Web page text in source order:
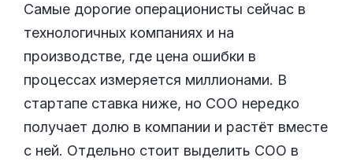
Самые дорогие операционисты сейчас в
технологичных компаниях и на
производстве, где цена ошибки в
процессах измеряется миллионами. В
стартапе ставка ниже, но COO нередко
получает долю в компании и растёт вместе
с ней. Отдельно стоит выделить COO в